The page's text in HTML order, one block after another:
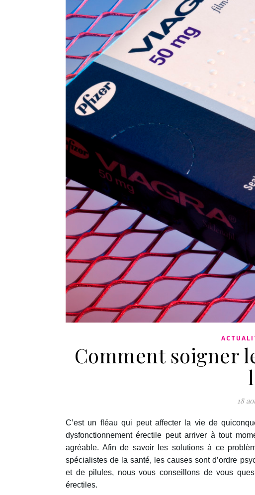
Comment soigner
18
C’est un fléau qui peut affecter la vie de
dysfonctionnement érectile peut arriver à tout
agréable. Afin de savoir les solutions à ce
spécialistes de la santé, les causes sont d’ordre
et de pilules, nous vous conseillons de vous
érectiles.